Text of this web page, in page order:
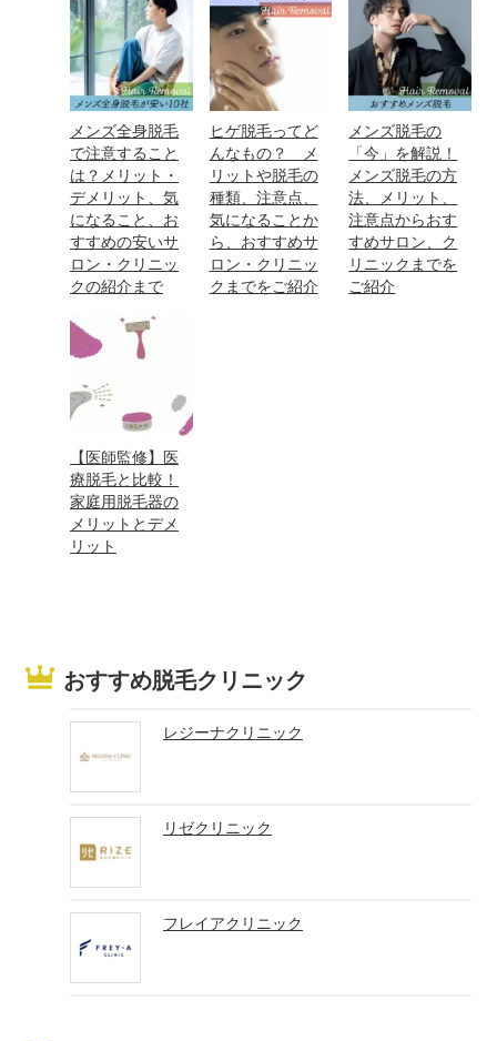
メンズ全身脱毛
で注意すること
は？メリット・
デメリット、気
になること、お
すすめの安いサ
ロン・クリニッ
クの紹介まで
ヒゲ脱毛ってど
んなもの？ メ
リットや脱毛の
種類、注意点、
気になることか
ら、おすすめサ
ロン・クリニッ
クまでをご紹介
メンズ脱毛の
「今」を解説！
メンズ脱毛の方
法、メリット、
注意点からおす
すめサロン、ク
リニックまでを
ご紹介
【医師監修】医
療脱毛と比較！
家庭用脱毛器の
メリットとデメ
リット
おすすめ脱毛クリニック
レジーナクリニック
リゼクリニック
フレイアクリニック